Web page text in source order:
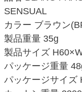
SENSUAL
カラー ブラウン
製品重量 35g
製品サイズ
パッケージ重量
パッケージサイズ